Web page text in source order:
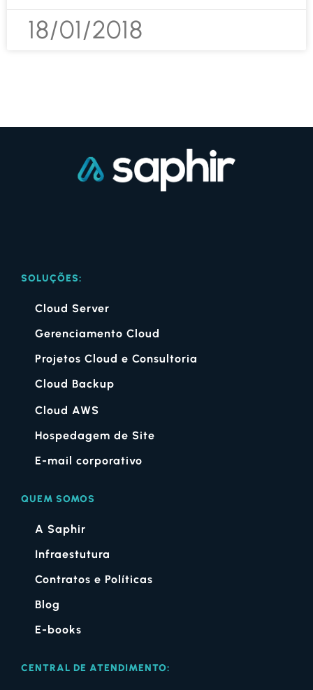
18/01/2018
SOLUÇÕES:
Cloud Server
Gerenciamento Cloud
Projetos Cloud e Consultoria
Cloud Backup
Cloud AWS
Hospedagem de Site
E-mail corporativo
QUEM SOMOS
A Saphir
Infraestutura
Contratos e Políticas
Blog
E-books
CENTRAL DE ATENDIMENTO: